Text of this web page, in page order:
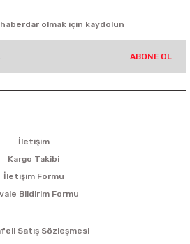
olmak için kaydolun
ABONE OL
İletişim
Kargo Takibi
İletişim Formu
Bildirim Formu
Satış Sözleşmesi